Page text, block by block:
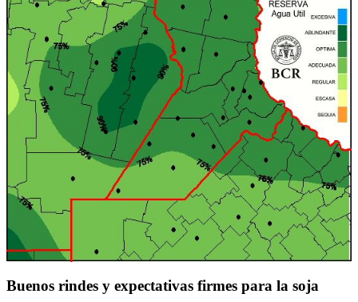
Buenos rindes y expectativas firmes para la soja